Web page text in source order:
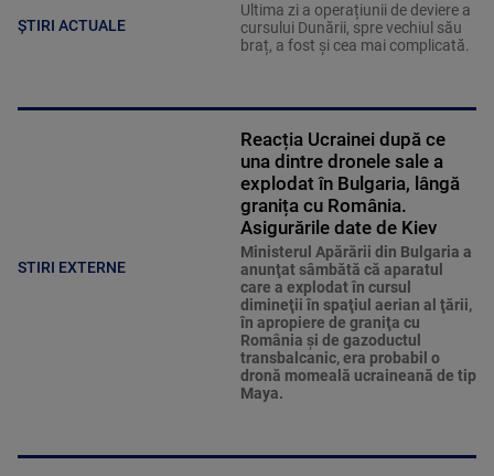
ȘTIRI ACTUALE
Ultima zi a operațiunii de deviere a
cursului Dunării, spre vechiul său
braț, a fost și cea mai complicată.
STIRI EXTERNE
Reacția Ucrainei după ce
una dintre dronele sale a
explodat în Bulgaria, lângă
granița cu România.
Asigurările date de Kiev
Ministerul Apărării din Bulgaria a
anunţat sâmbătă că aparatul
care a explodat în cursul
dimineţii în spaţiul aerian al ţării,
în apropiere de graniţa cu
România şi de gazoductul
transbalcanic, era probabil o
dronă momeală ucraineană de tip
Maya.